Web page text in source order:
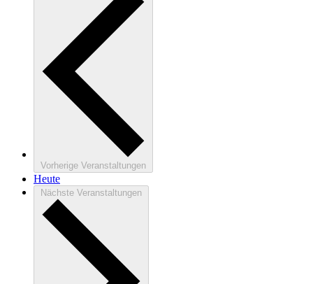
Vorherige Veranstaltungen
Heute
Nächste Veranstaltungen